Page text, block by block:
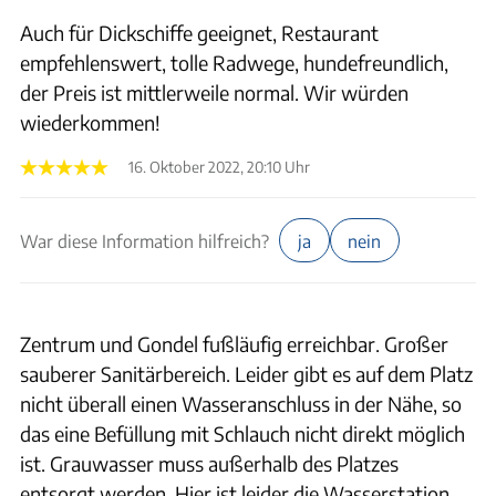
Auch für Dickschiffe geeignet, Restaurant
empfehlenswert, tolle Radwege, hundefreundlich,
der Preis ist mittlerweile normal. Wir würden
wiederkommen!
16. Oktober 2022, 20:10 Uhr
War diese Information hilfreich? ja nein
Zentrum und Gondel fußläufig erreichbar. Großer
sauberer Sanitärbereich. Leider gibt es auf dem Platz
nicht überall einen Wasseranschluss in der Nähe, so
das eine Befüllung mit Schlauch nicht direkt möglich
ist. Grauwasser muss außerhalb des Platzes